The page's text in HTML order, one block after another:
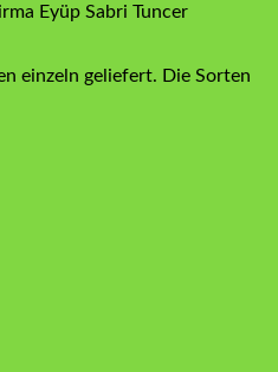
Eyüp Sabri Tuncer
einzeln geliefert. Die Sorten